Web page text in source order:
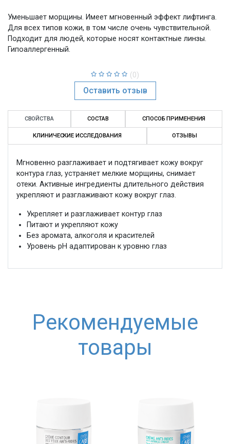
Уменьшает морщины. Имеет мгновенный эффект лифтинга.
Для всех типов кожи, в том числе очень чувствительной.
Подходит для людей, которые носят контактные линзы.
Гипоаллергенный.
(0)
Оставить отзыв
СВОЙСТВА СОСТАВ СПОСОБ ПРИМЕНЕНИЯ
КЛИНИЧЕСКИЕ ИССЛЕДОВАНИЯ ОТЗЫВЫ
Мгновенно разглаживает и подтягивает кожу вокруг
контура глаз, устраняет мелкие морщины, снимает
отеки. Активные ингредиенты длительного действия
укрепляют и разглаживают кожу вокруг глаз.
Укрепляет и разглаживает контур глаз
Питают и укрепляют кожу
Без аромата, алкоголя и красителей
Уровень pH адаптирован к уровню глаз
Рекомендуемые
товары